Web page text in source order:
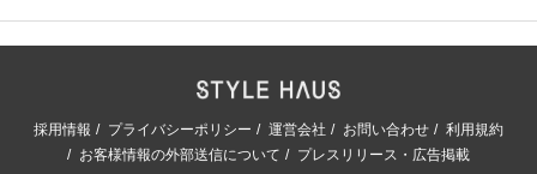
採用情報 プライバシーポリシー 運営会社 お問い合わせ
利用規約
お客様情報の外部送信について
プレスリリース・広告掲載